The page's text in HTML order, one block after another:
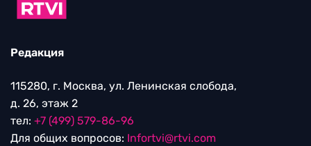
Редакция
115280, г. Москва, ул. Ленинская слобода,
д. 26, этаж 2
тел: +7 (499) 579-86-96
Для общих вопросов: Infortvi@rtvi.com